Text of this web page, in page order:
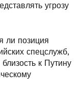
угрозу
ли позиция
спецслужб,
к Путину